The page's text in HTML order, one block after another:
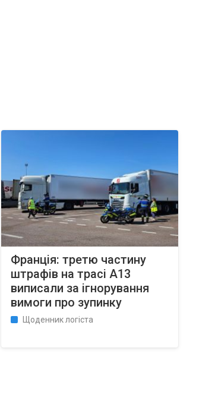
Франція: третю частину
штрафів на трасі A13
виписали за ігнорування
вимоги про зупинку
Щоденник логіста